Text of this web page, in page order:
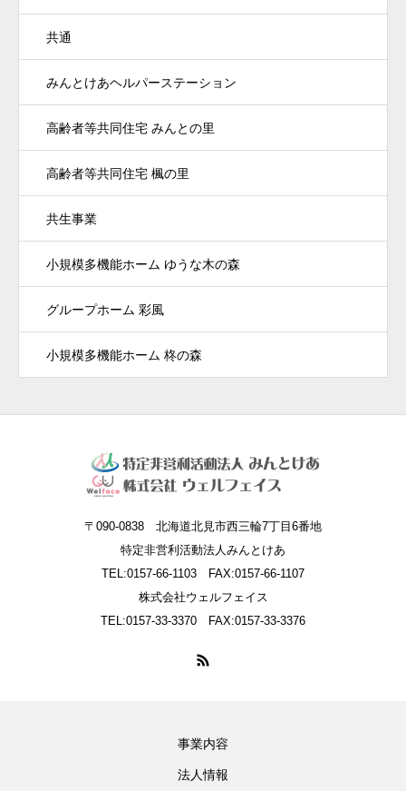
共通
みんとけあヘルパーステーション
高齢者等共同住宅 みんとの里
高齢者等共同住宅 楓の里
共生事業
小規模多機能ホーム ゆうな木の森
グループホーム 彩風
小規模多機能ホーム 柊の森
〒090-0838 北海道北見市西三輪7丁目6番地
特定非営利活動法人みんとけあ
TEL:0157-66-1103 FAX:0157-66-1107
株式会社ウェルフェイス
TEL:0157-33-3370 FAX:0157-33-3376
事業内容
法人情報